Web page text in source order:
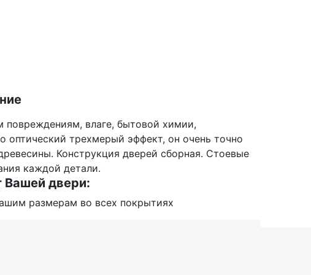
влаге, бытовой химии,
оптический трехмерый эффект, он очень точно
Конструкция дверей сборная. Стоевые
каждой детали.
Вашей двери:
размерам во всех покрытиях